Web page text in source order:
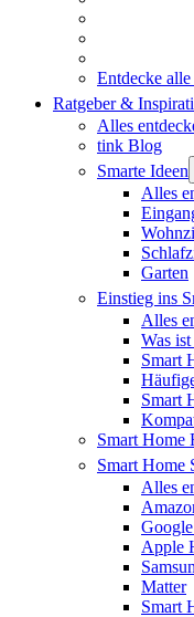
Entdecke
Ratgeber &
Alles
tink Blog
Smarte Ideen
Alles
Garten
Einstieg ins
Alles
Was
Smart
Smart
Smart Home
Smart Home
Alles
Apple
Matter
Smart